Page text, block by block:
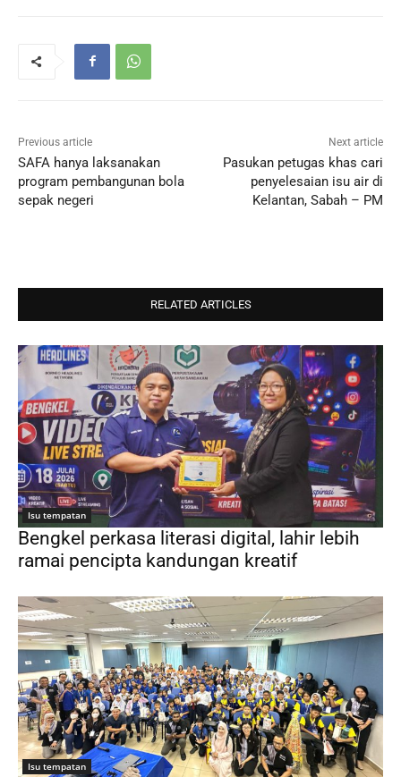
Previous article
SAFA hanya laksanakan
program pembangunan bola
sepak negeri
Next article
Pasukan petugas khas cari
penyelesaian isu air di
Kelantan, Sabah – PM
RELATED ARTICLES
Isu tempatan
Bengkel perkasa literasi digital, lahir lebih
ramai pencipta kandungan kreatif
Isu tempatan